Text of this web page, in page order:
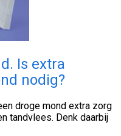
Is extra
nodig?
droge mond extra zorg
tandvlees. Denk daarbij